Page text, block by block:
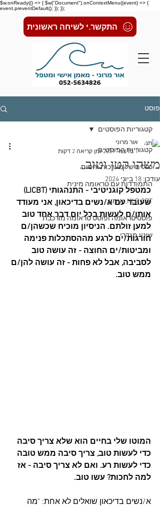
$w.onReady(() => { $w("Document").onContextMenu((event) => {
event.preventDefault(); }); });
התקשר.י לשיחה ראשונית
פוסט
קטגוריות הפוסטים
כללים של מערכות יחסים
התמודדות עם טראומה מינית
NLP, CBT, אימון
פוסט טראומה ופוסט טראומה מורכבת
שינוי מגדרי
קטגוריות הפוסטים
משהו קטן וטוב...
אור מרוני
1 בדצמ׳ 2021
זמן קריאה 2 דקות
עודכן: 18 ביוני 2024
כמטפל קוגניטיבי - התנהגותי (LICBT)
שעובד עם א/נשים בדיכאון, אני מעודד
אותן/ם לעשות בכל יום דבר אחד טוב
למען זולתם. הניסיון מוכיח שכשהן/ם
חורגות/ים לרגע מההסתכלות פנימה
ומביטות/ים החוצה - זה עושה טוב
לסביבה, אבל לא פחות - זה עושה להן/ם
ממש טוב.
המוטו שלי בחיים הוא שלא צריך סיבה
כדי לעשות טוב, צריך סיבה ממש טובה
כדי לעשות רע. ואם לא צריך סיבה - אז
למה לחכות? עשו טוב.
א/נשים בדיכאון שואלים לא אחת: "מה